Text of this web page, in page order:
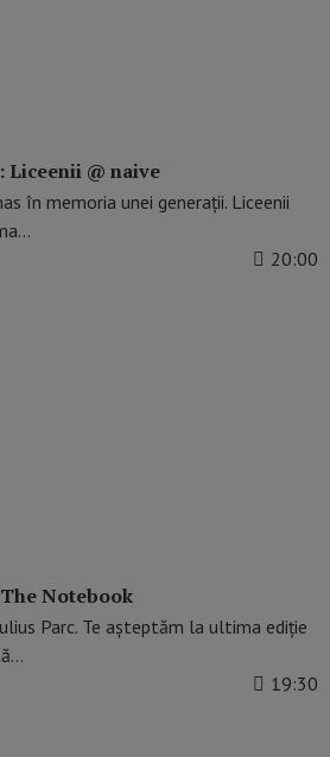
@ naive
în memoria unei generații. Liceenii
20:00
Notebook
Parc. Te așteptăm la ultima ediție
19:30